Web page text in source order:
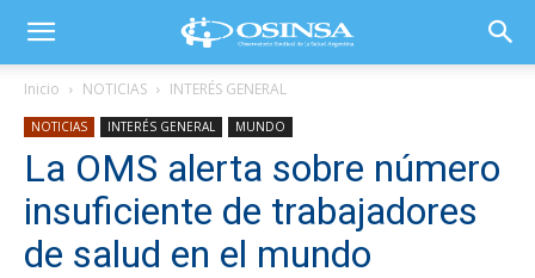
Inicio NOTICIAS INTERÉS GENERAL
NOTICIAS INTERÉS GENERAL MUNDO
La OMS alerta sobre número
insuficiente de trabajadores
de salud en el mundo